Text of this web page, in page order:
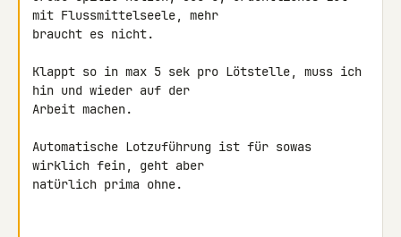
mit Flussmittelseele, mehr
braucht es nicht.
Klappt so in max 5 sek pro Lötstelle, muss ich
hin und wieder auf der
Arbeit machen.
Automatische Lotzuführung ist für sowas
wirklich fein, geht aber
natürlich prima ohne.